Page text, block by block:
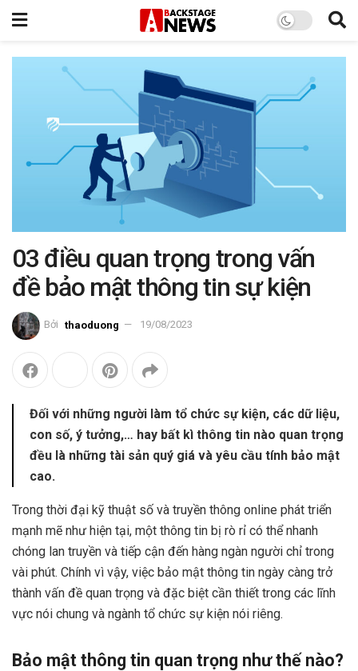
03 điều quan trọng trong vấn
đề bảo mật thông tin sự kiện
Bởi thaoduong 19/08/2023
Đối với những người làm tổ chức sự kiện, các dữ liệu,
con số, ý tưởng,… hay bất kì thông tin nào quan trọng
đều là những tài sản quý giá và yêu cầu tính bảo mật
cao.
Trong thời đại kỹ thuật số và truyền thông online phát triển
mạnh mẽ như hiện tại, một thông tin bị rò rỉ có thể nhanh
chóng lan truyền và tiếp cận đến hàng ngàn người chỉ trong
vài phút. Chính vì vậy, việc bảo mật thông tin ngày càng trở
thành vấn đề quan trọng và đặc biệt cần thiết trong các lĩnh
vực nói chung và ngành tổ chức sự kiện nói riêng.
Bảo mật thông tin quan trọng như thế nào?